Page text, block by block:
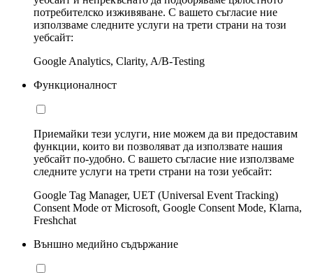
потребителско изживяване. С вашето съгласие ние
използваме следните услуги на трети страни на този
уебсайт:
Google Analytics, Clarity, A/B-Testing
Функционалност
Приемайки тези услуги, ние можем да ви предоставим
функции, които ви позволяват да използвате нашия
уебсайт по-удобно. С вашето съгласие ние използваме
следните услуги на трети страни на този уебсайт:
Google Tag Manager, UET (Universal Event Tracking)
Consent Mode от Microsoft, Google Consent Mode, Klarna,
Freshchat
Външно медийно съдържание